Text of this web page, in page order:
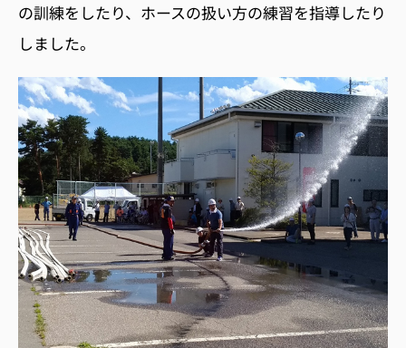
の訓練をしたり、ホースの扱い方の練習を指導したり
しました。